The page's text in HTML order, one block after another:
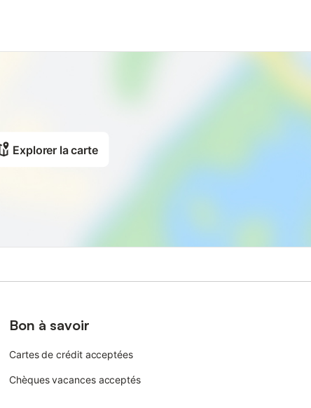
Explorer la carte
Bon à savoir
Cartes de crédit acceptées
Chèques vacances acceptés